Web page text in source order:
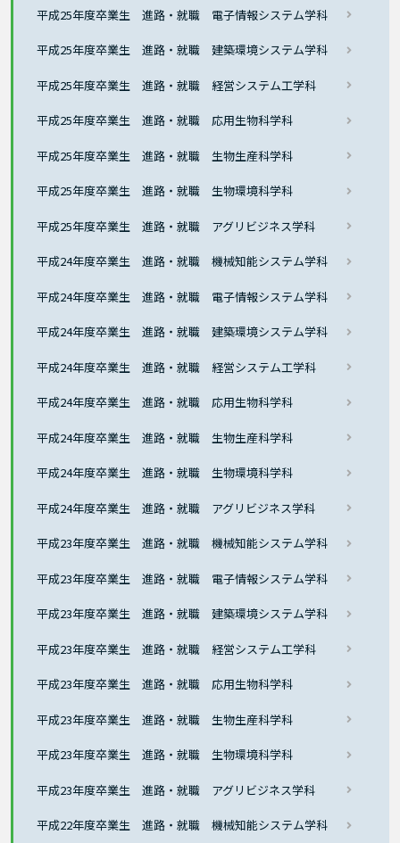
平成25年度卒業生 進路・就職 電子情報システム学科
平成25年度卒業生 進路・就職 建築環境システム学科
平成25年度卒業生 進路・就職 経営システム工学科
平成25年度卒業生 進路・就職 応用生物科学科
平成25年度卒業生 進路・就職 生物生産科学科
平成25年度卒業生 進路・就職 生物環境科学科
平成25年度卒業生 進路・就職 アグリビジネス学科
平成24年度卒業生 進路・就職 機械知能システム学科
平成24年度卒業生 進路・就職 電子情報システム学科
平成24年度卒業生 進路・就職 建築環境システム学科
平成24年度卒業生 進路・就職 経営システム工学科
平成24年度卒業生 進路・就職 応用生物科学科
平成24年度卒業生 進路・就職 生物生産科学科
平成24年度卒業生 進路・就職 生物環境科学科
平成24年度卒業生 進路・就職 アグリビジネス学科
平成23年度卒業生 進路・就職 機械知能システム学科
平成23年度卒業生 進路・就職 電子情報システム学科
平成23年度卒業生 進路・就職 建築環境システム学科
平成23年度卒業生 進路・就職 経営システム工学科
平成23年度卒業生 進路・就職 応用生物科学科
平成23年度卒業生 進路・就職 生物生産科学科
平成23年度卒業生 進路・就職 生物環境科学科
平成23年度卒業生 進路・就職 アグリビジネス学科
平成22年度卒業生 進路・就職 機械知能システム学科